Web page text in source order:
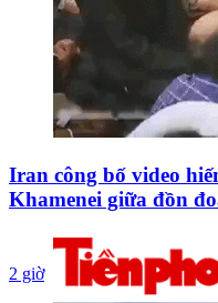
Iran công bố video
Khamenei giữa đồn
2 giờ